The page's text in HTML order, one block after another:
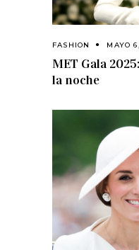
FASHION MAYO
MET Gala
la noche